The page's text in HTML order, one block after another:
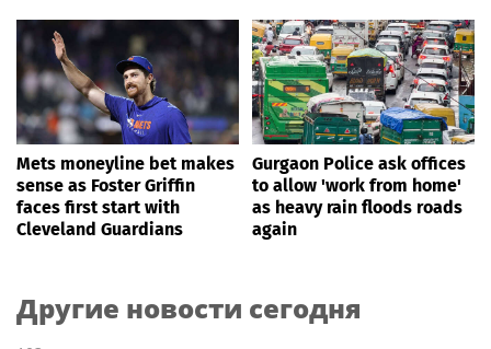
Mets moneyline bet makes
sense as Foster Griffin
faces first start with
Cleveland Guardians
Gurgaon Police ask offices
to allow 'work from home'
as heavy rain floods roads
again
Другие новости сегодня